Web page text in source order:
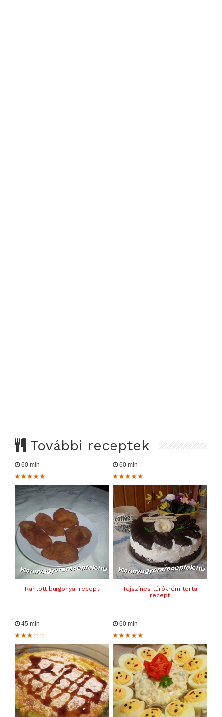
További receptek
60 min
Rántott burgonya. recept
60 min
Tejszínes túrókrém torta
recept
45 min 60 min